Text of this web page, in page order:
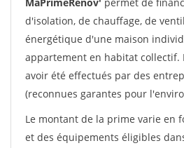
d'isolation, de chauffage, de
énergétique d'une maison
appartement en habitat collectif.
avoir été effectués par des
(reconnues garantes pour
Le montant de la prime varie en
et des équipements éligibles